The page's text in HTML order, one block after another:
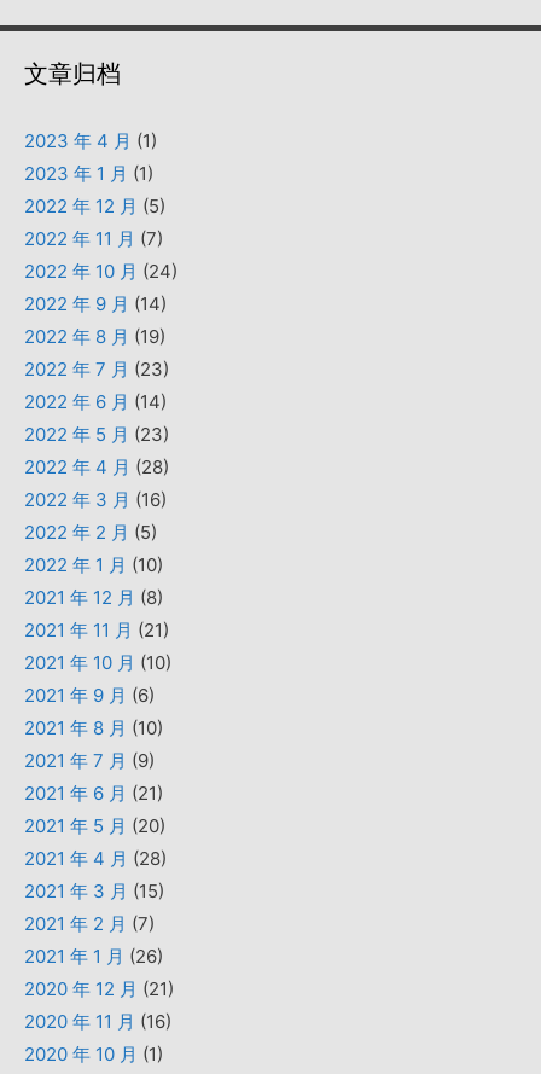
文章归档
2023 年 4 月 (1)
2023 年 1 月 (1)
2022 年 12 月 (5)
2022 年 11 月 (7)
2022 年 10 月 (24)
2022 年 9 月 (14)
2022 年 8 月 (19)
2022 年 7 月 (23)
2022 年 6 月 (14)
2022 年 5 月 (23)
2022 年 4 月 (28)
2022 年 3 月 (16)
2022 年 2 月 (5)
2022 年 1 月 (10)
2021 年 12 月 (8)
2021 年 11 月 (21)
2021 年 10 月 (10)
2021 年 9 月 (6)
2021 年 8 月 (10)
2021 年 7 月 (9)
2021 年 6 月 (21)
2021 年 5 月 (20)
2021 年 4 月 (28)
2021 年 3 月 (15)
2021 年 2 月 (7)
2021 年 1 月 (26)
2020 年 12 月 (21)
2020 年 11 月 (16)
2020 年 10 月 (1)